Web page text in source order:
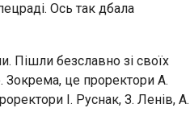
Ось так дбала
Пішли безславно зі своїх
Зокрема, це проректори А.
І. Руснак, З. Ленів, А.